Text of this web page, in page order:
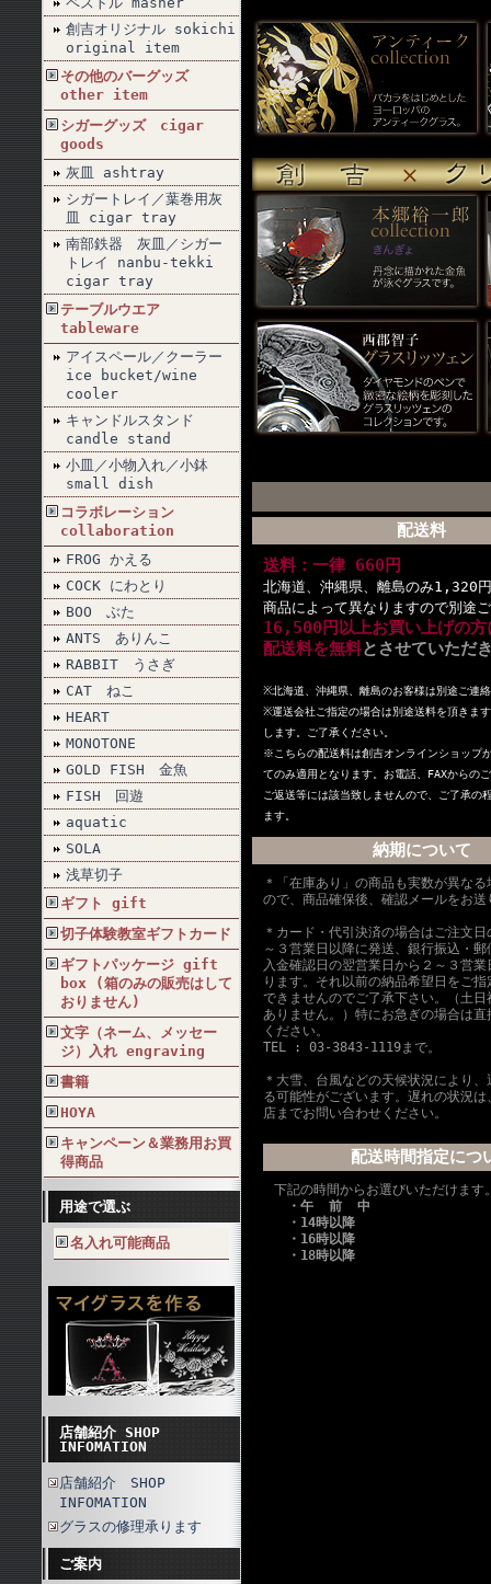
創吉オリジナル sokichi
original item
その他のバーグッズ
other item
シガーグッズ cigar
goods
灰皿 ashtray
シガートレイ／葉巻用灰
皿 cigar tray
南部鉄器 灰皿／シガー
トレイ nanbu-tekki
cigar tray
テーブルウエア
tableware
アイスペール／クーラー
ice bucket/wine
cooler
キャンドルスタンド
candle stand
小皿／小物入れ／小鉢
small dish
コラボレーション
collaboration
FROG かえる
COCK にわとり
BOO ぶた
ANTS ありんこ
RABBIT うさぎ
CAT ねこ
HEART
MONOTONE
GOLD FISH 金魚
FISH 回遊
aquatic
SOLA
浅草切子
ギフト gift
切子体験教室ギフトカード
ギフトパッケージ gift
box (箱のみの販売はして
おりません)
文字（ネーム、メッセー
ジ）入れ engraving
書籍
HOYA
キャンペーン＆業務用お買
得商品
用途で選ぶ
名入れ可能商品
店舗紹介 SHOP
INFOMATION
店舗紹介 SHOP
INFOMATION
グラスの修理承ります
ご案内
配送料
送料：一律 660円
北海道、沖縄県、離島のみ1,320
商品によって異なりますので別途
16,500円以上お買い上げの方
配送料を無料とさせていただ
※北海道、沖縄県、離島のお客様は別途ご連
※運送会社ご指定の場合は別途送料を頂きま
します。ご了承ください。
※こちらの配送料は創吉オンラインショップ
てのみ適用となります。お電話、FAXからの
ご返送等には該当致しませんので、ご了承の
ます。
納期について
＊「在庫あり」の商品も実数が異な
ので、商品確保後、確認メールをお送
＊カード・代引決済の場合はご注文
～３営業日以降に発送、銀行振込・
入金確認日の翌営業日から２～３営
ります。それ以前の納品希望日をご
できませんのでご了承下さい。（土日
ありません。）特にお急ぎの場合は直
ください。
TEL : 03-3843-1119まで。
＊大雪、台風などの天候状況により
る可能性がございます。遅れの状況
店までお問い合わせください。
配送時間指定につ
下記の時間からお選びいただけます
・午 前 中
・14時以降
・16時以降
・18時以降